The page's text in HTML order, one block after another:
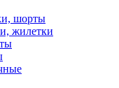
шорты
жилетки